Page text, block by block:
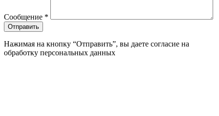
Сообщение *
Нажимая на кнопку “Отправить”, вы даете согласие на
обработку персональных данных